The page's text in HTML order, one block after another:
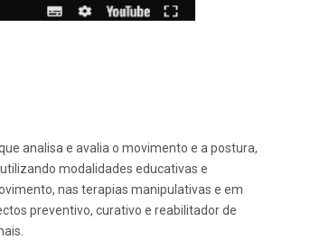
analisa e avalia o movimento e a postura,
modalidades educativas e
nas terapias manipulativas e em
preventivo, curativo e reabilitador de